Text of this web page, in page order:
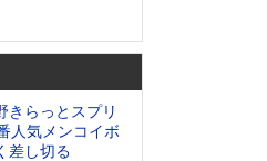
きらっとスプリ
人気メンコイボ
差し切る